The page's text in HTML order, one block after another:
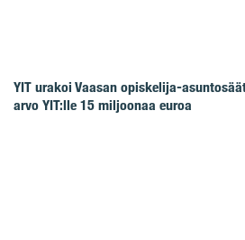
YIT urakoi Vaasan opiskelija-
arvo YIT:lle 15 miljoonaa euroa